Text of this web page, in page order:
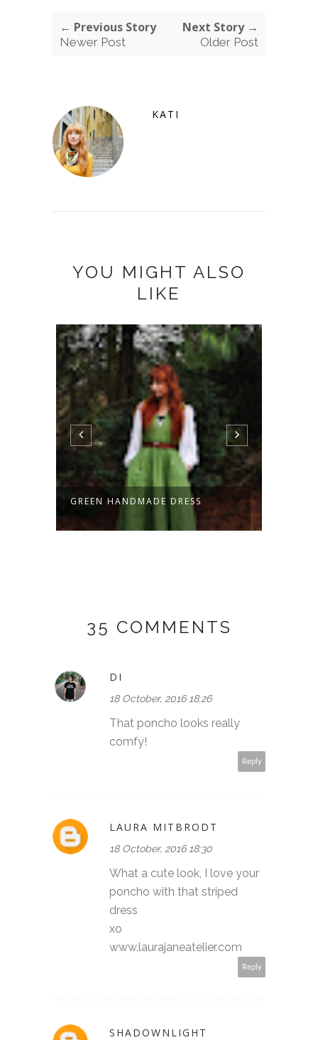
← Previous Story
Newer Post
Next Story →
Older Post
KATI
YOU MIGHT ALSO
LIKE
HOBBIT WAISTCOAT -
HANDMADE!
35 COMMENTS
DI
18 October, 2016 18:26
That poncho looks really
comfy!
Reply
LAURA MITBRODT
18 October, 2016 18:30
What a cute look, I love your
poncho with that striped
dress
xo
www.laurajaneatelier.com
Reply
SHADOWNLIGHT